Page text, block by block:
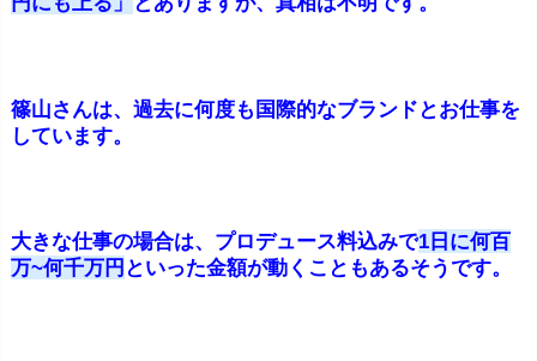
篠山さんは、過去に何度も国際的なブランドとお仕事を
しています。
大きな仕事の場合は、プロデュース料込みで1日に何百
万~何千万円 といった金額が動くこともあるそうです。